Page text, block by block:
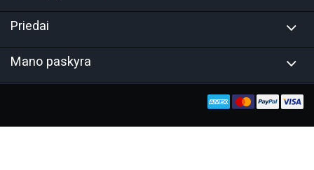
Priedai
Mano paskyra